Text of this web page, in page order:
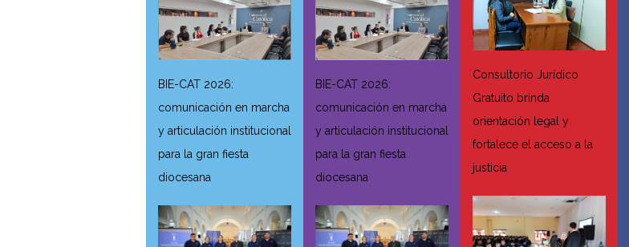
BIE-CAT 2026:
comunicación en marcha
y articulación institucional
para la gran fiesta
diocesana
BIE-CAT 2026:
comunicación en marcha
y articulación institucional
para la gran fiesta
diocesana
Consultorio Jurídico
Gratuito brinda
orientación legal y
fortalece el acceso a la
justicia